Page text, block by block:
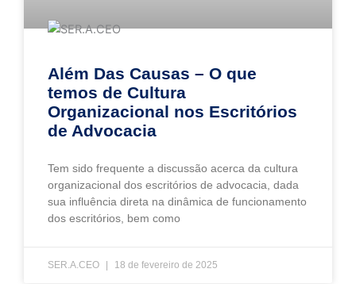
Além Das Causas – O que
temos de Cultura
Organizacional nos Escritórios
de Advocacia
Tem sido frequente a discussão acerca da cultura
organizacional dos escritórios de advocacia, dada
sua influência direta na dinâmica de funcionamento
dos escritórios, bem como
SER.A.CEO 18 de fevereiro de 2025